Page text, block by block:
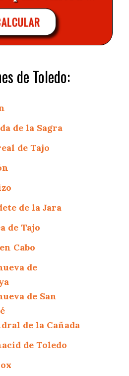
de Toledo:
de la Sagra
de Tajo
de la Jara
de Tajo
Cabo
de
de San
de la Cañada
de Toledo